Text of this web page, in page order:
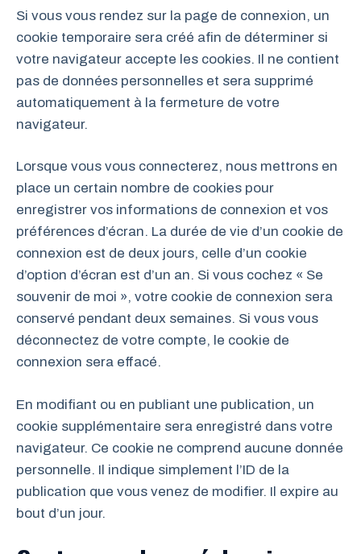
Si vous vous rendez sur la page de connexion, un
cookie temporaire sera créé afin de déterminer si
votre navigateur accepte les cookies. Il ne contient
pas de données personnelles et sera supprimé
automatiquement à la fermeture de votre
navigateur.
Lorsque vous vous connecterez, nous mettrons en
place un certain nombre de cookies pour
enregistrer vos informations de connexion et vos
préférences d’écran. La durée de vie d’un cookie de
connexion est de deux jours, celle d’un cookie
d’option d’écran est d’un an. Si vous cochez « Se
souvenir de moi », votre cookie de connexion sera
conservé pendant deux semaines. Si vous vous
déconnectez de votre compte, le cookie de
connexion sera effacé.
En modifiant ou en publiant une publication, un
cookie supplémentaire sera enregistré dans votre
navigateur. Ce cookie ne comprend aucune donnée
personnelle. Il indique simplement l’ID de la
publication que vous venez de modifier. Il expire au
bout d’un jour.